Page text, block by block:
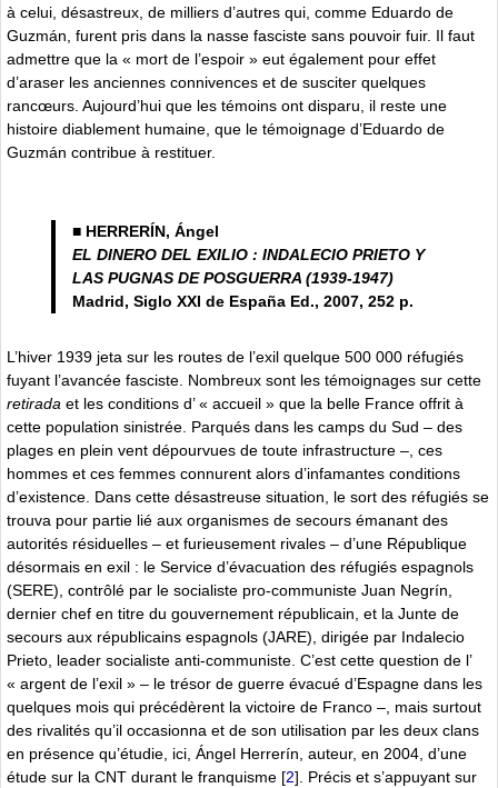
à celui, désastreux, de milliers d’autres qui, comme Eduardo de
Guzmán, furent pris dans la nasse fasciste sans pouvoir fuir. Il faut
admettre que la « mort de l’espoir » eut également pour effet
d’araser les anciennes connivences et de susciter quelques
rancœurs. Aujourd’hui que les témoins ont disparu, il reste une
histoire diablement humaine, que le témoignage d’Eduardo de
Guzmán contribue à restituer.
■ HERRERÍN, Ángel
EL DINERO DEL EXILIO : INDALECIO PRIETO Y
LAS PUGNAS DE POSGUERRA (1939-1947)
Madrid, Siglo XXI de España Ed., 2007, 252 p.
L’hiver 1939 jeta sur les routes de l’exil quelque 500 000 réfugiés
fuyant l’avancée fasciste. Nombreux sont les témoignages sur cette
retirada et les conditions d’ « accueil » que la belle France offrit à
cette population sinistrée. Parqués dans les camps du Sud – des
plages en plein vent dépourvues de toute infrastructure –, ces
hommes et ces femmes connurent alors d’infamantes conditions
d’existence. Dans cette désastreuse situation, le sort des réfugiés se
trouva pour partie lié aux organismes de secours émanant des
autorités résiduelles – et furieusement rivales – d’une République
désormais en exil : le Service d’évacuation des réfugiés espagnols
(SERE), contrôlé par le socialiste pro-communiste Juan Negrín,
dernier chef en titre du gouvernement républicain, et la Junte de
secours aux républicains espagnols (JARE), dirigée par Indalecio
Prieto, leader socialiste anti-communiste. C’est cette question de l’
« argent de l’exil » – le trésor de guerre évacué d’Espagne dans les
quelques mois qui précédèrent la victoire de Franco –, mais surtout
des rivalités qu’il occasionna et de son utilisation par les deux clans
en présence qu’étudie, ici, Ángel Herrerín, auteur, en 2004, d’une
étude sur la CNT durant le franquisme [2] . Précis et s’appuyant sur